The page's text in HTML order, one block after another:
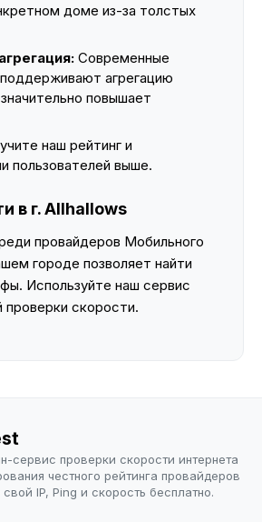
доме из-за толстых
Современные
агрегацию
повышает
наш рейтинг и
пользователей выше.
в г. Allhallows
провайдеров Мобильного
городе позволяет найти
Используйте наш сервис
проверки скорости.
сервис проверки скорости интернета
честного рейтинга провайдеров
IP, Ping и скорость бесплатно.